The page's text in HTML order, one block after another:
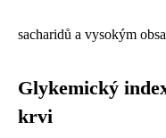
sacharidů a vysokým
Glykemický
krvi